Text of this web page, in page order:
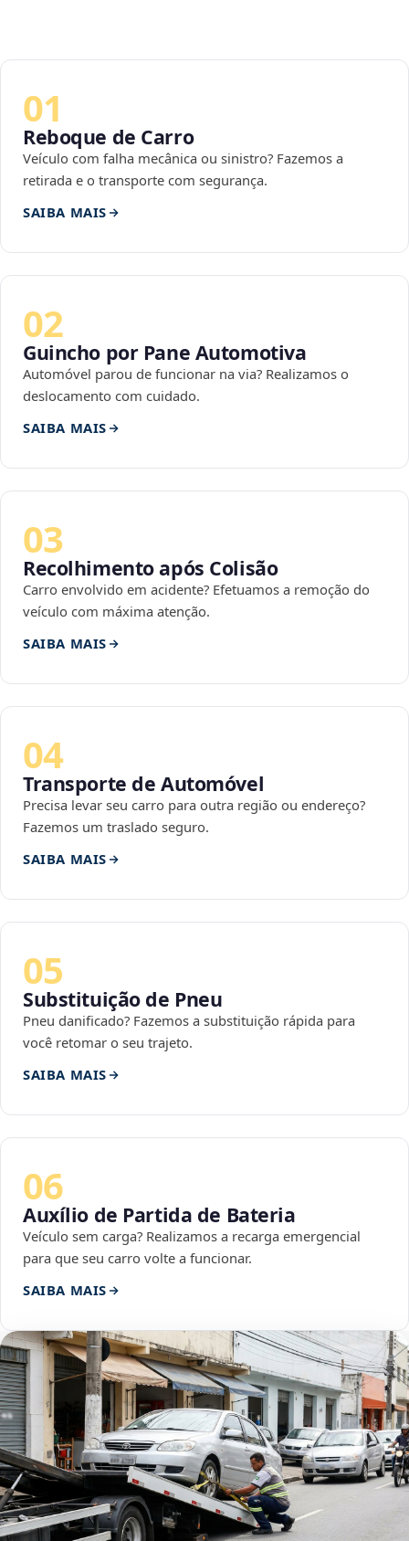
01
Reboque de Carro
Veículo com falha mecânica ou sinistro? Fazemos a
retirada e o transporte com segurança.
SAIBA MAIS
02
Guincho por Pane Automotiva
Automóvel parou de funcionar na via? Realizamos o
deslocamento com cuidado.
SAIBA MAIS
03
Recolhimento após Colisão
Carro envolvido em acidente? Efetuamos a remoção do
veículo com máxima atenção.
SAIBA MAIS
04
Transporte de Automóvel
Precisa levar seu carro para outra região ou endereço?
Fazemos um traslado seguro.
SAIBA MAIS
05
Substituição de Pneu
Pneu danificado? Fazemos a substituição rápida para
você retomar o seu trajeto.
SAIBA MAIS
06
Auxílio de Partida de Bateria
Veículo sem carga? Realizamos a recarga emergencial
para que seu carro volte a funcionar.
SAIBA MAIS